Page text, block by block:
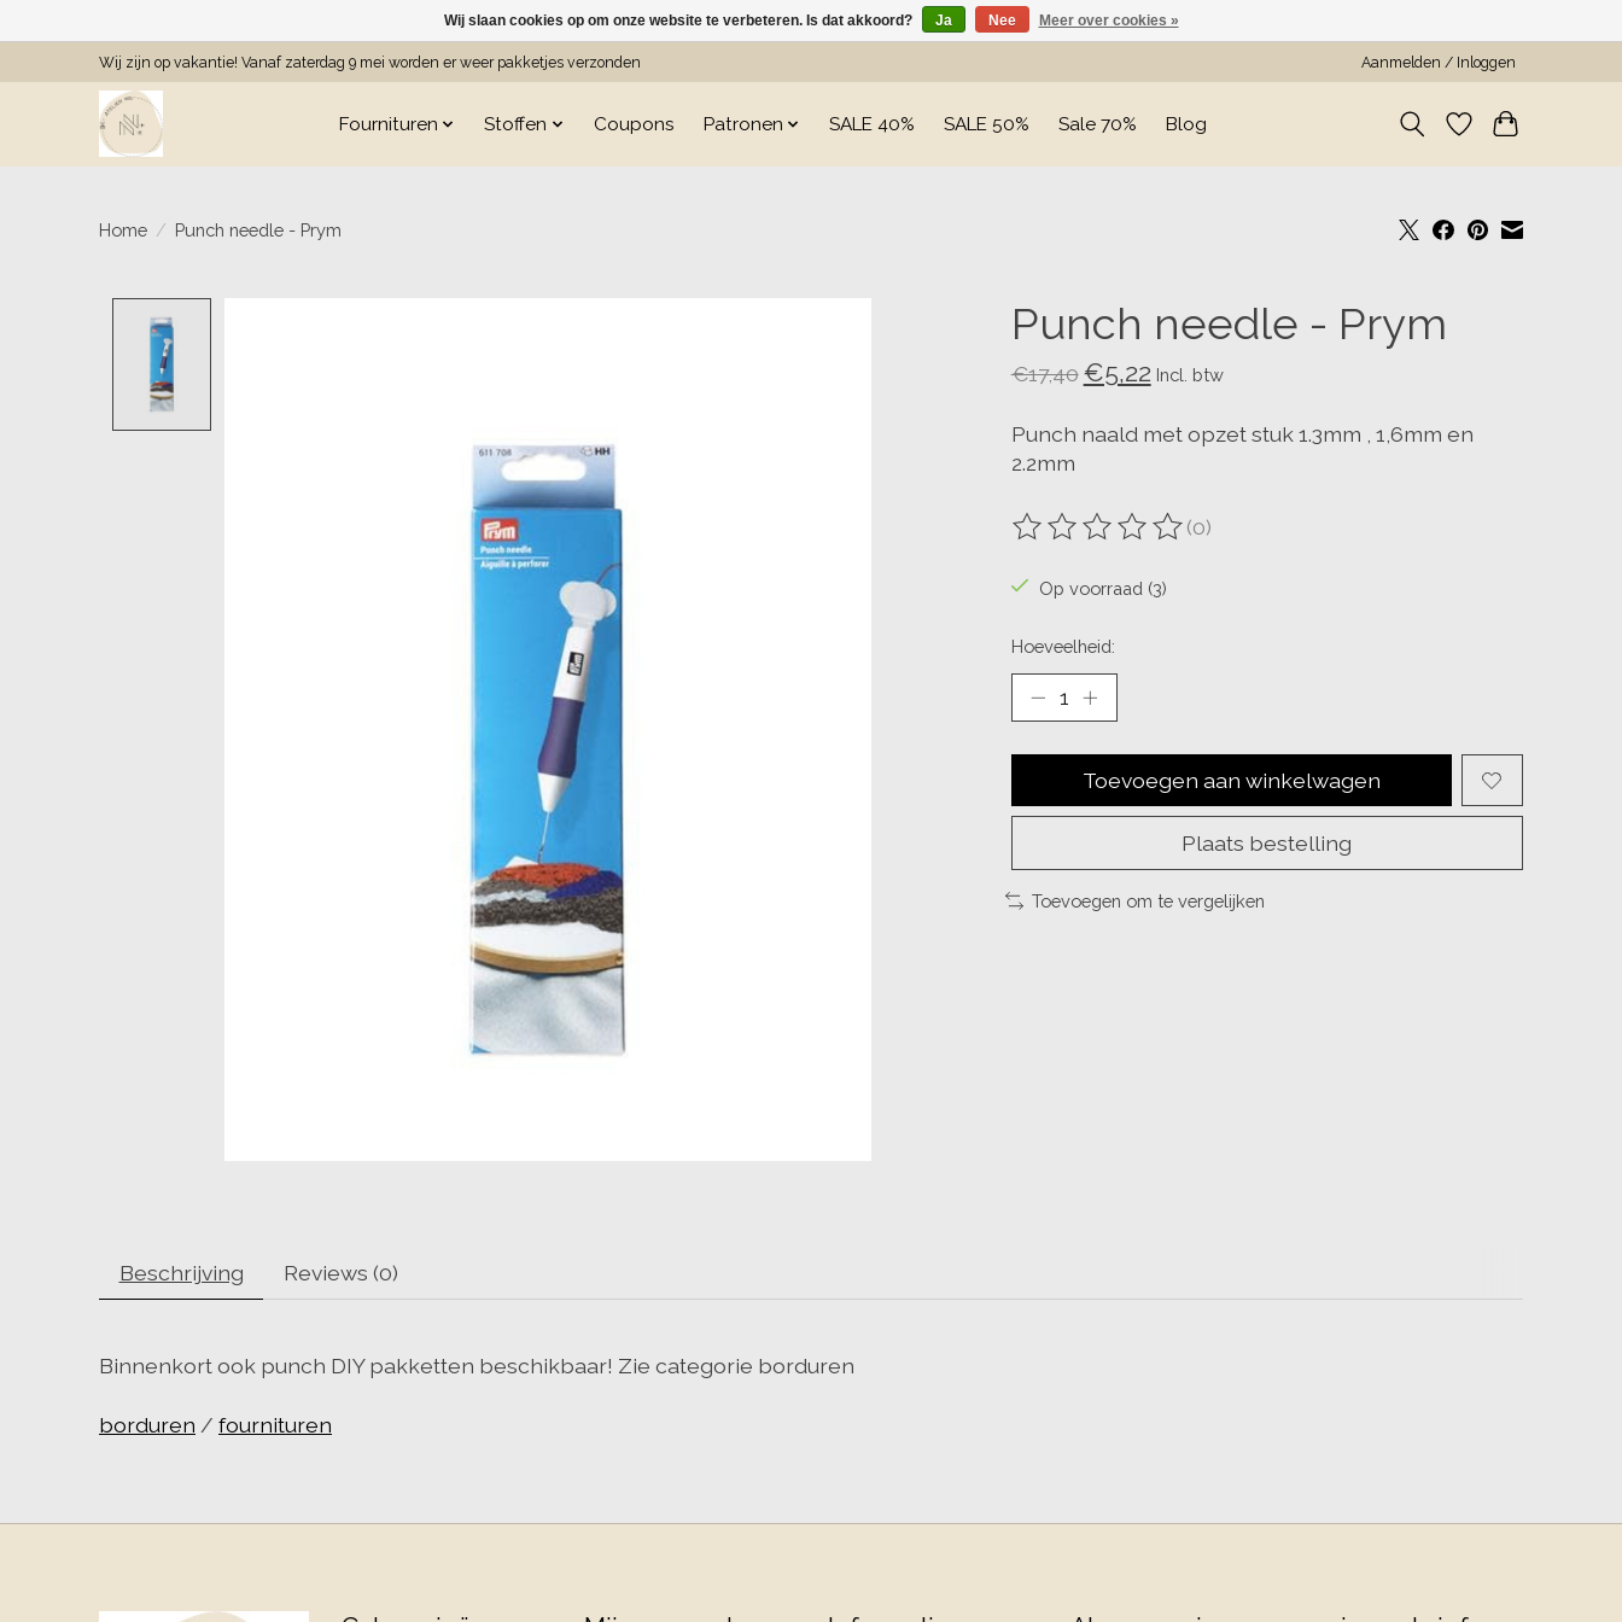
Wij zijn op vakantie! Vanaf zaterdag 9 mei worden er weer pakketjes verzonden Aanmelden / Inloggen
Fournituren Stoffen Coupons Patronen SALE 40% SALE 50% Sale 70% Blog
Home / Punch needle - Prym
Punch needle - Prym
€17,40 €5,22 Incl. btw
Punch naald met opzet stuk 1.3mm , 1,6mm en
2.2mm
De beoordeling van dit product is
(0)
Op voorraad (3)
Hoeveelheid:
Toevoegen aan winkelwagen
Plaats bestelling
Toevoegen om te vergelijken
Beschrijving Reviews (0)
Binnenkort ook punch DIY pakketten beschikbaar! Zie categorie borduren
borduren / fournituren
Wij slaan cookies op om onze website te verbeteren. Is dat akkoord? Ja Nee Meer over cookies »